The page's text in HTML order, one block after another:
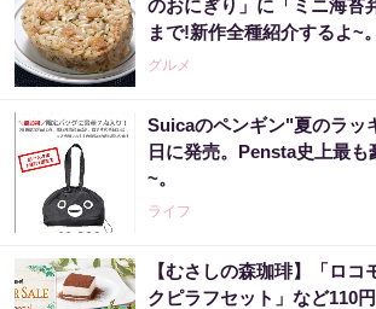
のおにぎり」に「ミニ海苔
まで!新作全種紹介するよ~。
グルメ
Suicaのペンギン"夏のラッ
日に発売。Pensta史上最も
~。
ライフ
【むさしの森珈琲】「ロコ
クピラフセット」など110